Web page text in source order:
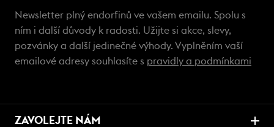
Newsletter plný endorfinů ve vašem emailu. Spolu s
ním i další důvody k radosti. Užijte si akce, slevy,
pozvánky a další jedinečné výhody. Vyplněním vaší
emailové adresy souhlasíte s pravidly a podmínkami
ZAVOLEJTE NÁM